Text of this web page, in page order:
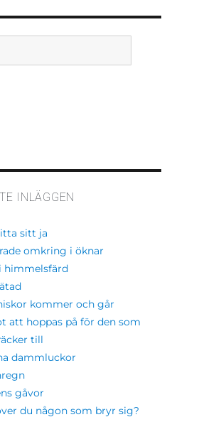
INLÄGGEN
sitt ja
omkring i öknar
himmelsfärd
kommer och går
att hoppas på för den som
till
dammluckor
gåvor
du någon som bryr sig?